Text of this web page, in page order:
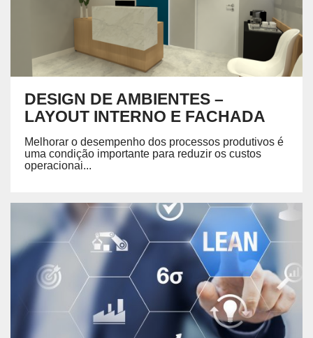
DESIGN DE AMBIENTES –
LAYOUT INTERNO E FACHADA
Melhorar o desempenho dos processos produtivos é
uma condição importante para reduzir os custos
operacionai...